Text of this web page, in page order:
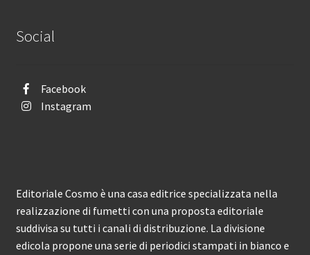
Social
Facebook
Instagram
Editoriale Cosmo è una casa editrice specializzata nella
realizzazione di fumetti con una proposta editoriale
suddivisa su tutti i canali di distribuzione. La divisione
edicola propone una serie di periodici stampati in bianco e